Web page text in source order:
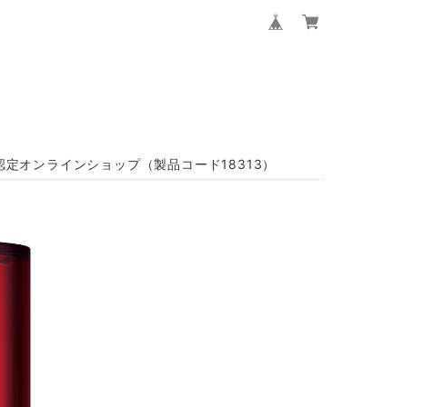
ンラインショップ（製品コード18313）